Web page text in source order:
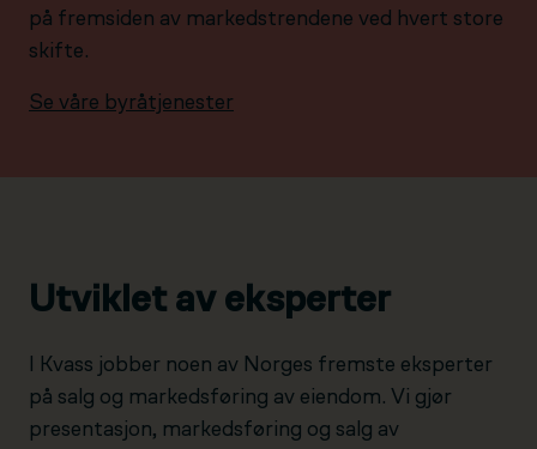
på fremsiden av markedstrendene ved hvert store
skifte.
Se våre byråtjenester
Utviklet av eksperter
I Kvass jobber noen av Norges fremste eksperter
på salg og markedsføring av eiendom. Vi gjør
presentasjon, markedsføring og salg av